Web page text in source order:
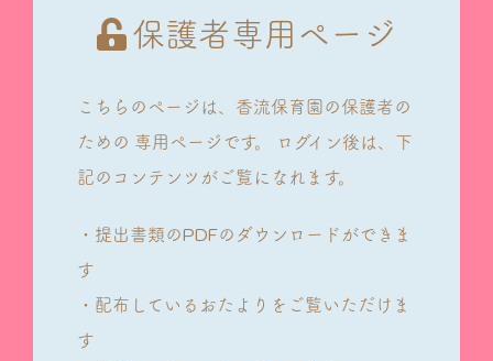
保護者専用ページ
こちらのページは、香流保育園の保護者の
ための 専用ページです。
ログイン後は、下
記のコンテンツがご覧になれます。
・提出書類のPDFのダウンロードができま
す
・配布しているおたよりをご覧いただけま
す